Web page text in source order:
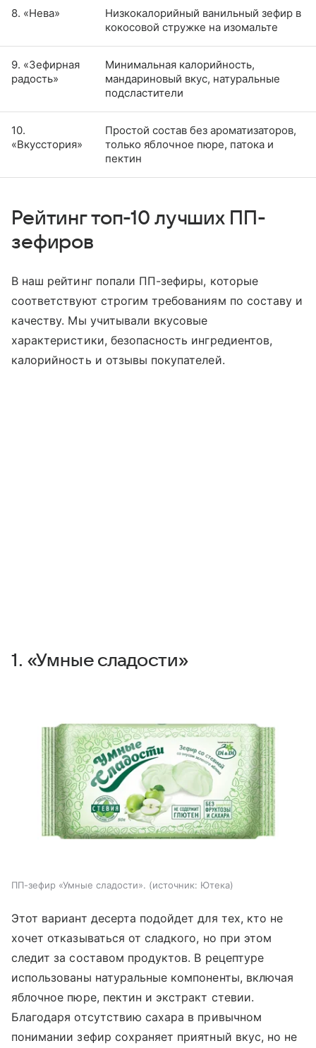
8. «Нева»
Низкокалорийный ванильный зефир в
кокосовой стружке на изомальте
9. «Зефирная
радость»
Минимальная калорийность,
мандариновый вкус, натуральные
подсластители
10.
«Вкусстория»
Простой состав без ароматизаторов,
только яблочное пюре, патока и
пектин
Рейтинг топ-10 лучших ПП-
зефиров
В наш рейтинг попали ПП-зефиры, которые
соответствуют строгим требованиям по составу и
качеству. Мы учитывали вкусовые
характеристики, безопасность ингредиентов,
калорийность и отзывы покупателей.
1. «Умные сладости»
ПП-зефир «Умные сладости». источник: Ютека
Этот вариант десерта подойдет для тех, кто не
хочет отказываться от сладкого, но при этом
следит за составом продуктов. В рецептуре
использованы натуральные компоненты, включая
яблочное пюре, пектин и экстракт стевии.
Благодаря отсутствию сахара в привычном
понимании зефир сохраняет приятный вкус, но не